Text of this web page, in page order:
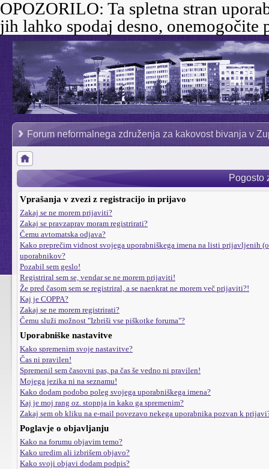
OPOZORILO: Ta spletna stran
jih lahko spodaj desno, onemogočite
Forum neformalnega združenja za kakovost bivanja v
Pogosto
Vprašanja v zvezi z registracijo in prijavo
Zakaj se ne morem prijaviti?
Zakaj se pravzaprav moram registrirati?
Čemu avtomatska odjava?
Kako preprečim vidnost svojega uporabniškega imena na listi prijavljenih
uporabnikov?
Pozabil sem geslo!
Registriral sem se, vendar se ne morem prijaviti!
Že pred časom sem se registriral, a se naenkrat ne morem več prijaviti?!
Kaj je COPPA?
Zakaj se ne morem registrirati?
Čemu služi možnost "Izbriši vse piškotke foruma"?
Uporabniške nastavitve
Kako spremenim svoje nastavitve?
Čas ni pravilen!
Spremenil sem časovni pas, pa čas še vedno ni pravilen!
Mojega jezika ni na seznamu!
Kako dodam podobo poleg svojega uporabniškega imena?
Kaj je moj rang oz. stopnja in kako ga spremenim?
Zakaj sem ob kliku na e-mail povezavo nekega uporabnika pozvan k
Poglavje o objavljanju
Kako na forumu objavim temo?
Kako uredim ali izbrišem objavo?
Kako svoji objavi dodam podpis?